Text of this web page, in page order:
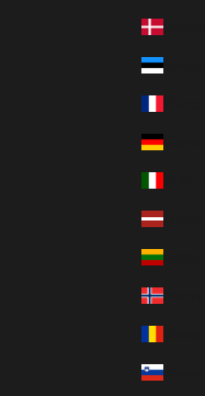
Italia